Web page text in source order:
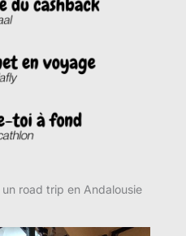
road trip en Andalousie